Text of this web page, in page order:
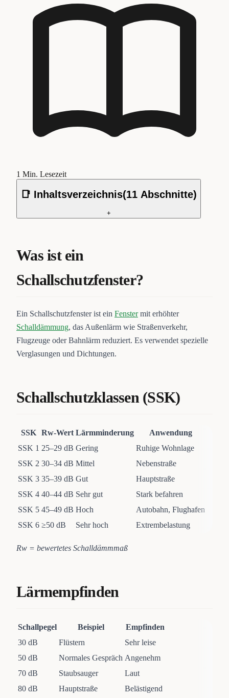
1 Min. Lesezeit
📑 Inhaltsverzeichnis(11 Abschnitte)
+
Was ist ein
Schallschutzfenster?
Ein Schallschutzfenster ist ein Fenstermit erhöhter
Schalldämmung, das Außenlärm wie Straßenverkehr,
Flugzeuge oder Bahnlärm reduziert. Es verwendet spezielle
Verglasungen und Dichtungen.
Schallschutzklassen (SSK)
SSK Rw-Wert Lärmminderung
Anwendung
SSK 1 25–29 dB Gering
Ruhige Wohnlage
SSK 2 30–34 dB Mittel
Nebenstraße
SSK 3 35–39 dB Gut
Hauptstraße
SSK 4 40–44 dB Sehr gut
Stark befahren
SSK 5 45–49 dB Hoch
Autobahn, Flughafen
SSK 6 ≥50 dB Sehr hoch Extrembelastung
Rw = bewertetes Schalldämmmaß
Lärmempfinden
Schallpegel Beispiel
Empfinden
30 dB
Flüstern
Sehr leise
50 dB
Normales Gespräch Angenehm
70 dB
Staubsauger
Laut
80 dB
Hauptstraße Belästigend